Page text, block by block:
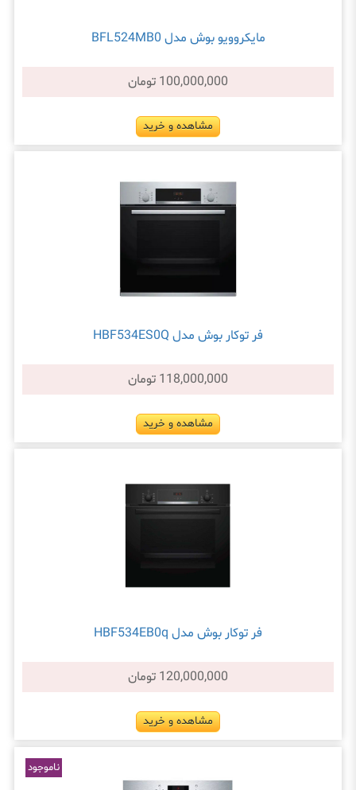
مایکروویو بوش مدل BFL524MB0
100,000,000 تومان
مشاهده و خرید
فر توکار بوش مدل HBF534ES0Q
118,000,000 تومان
مشاهده و خرید
فر توکار بوش مدل HBF534EB0q
120,000,000 تومان
مشاهده و خرید
ناموجود